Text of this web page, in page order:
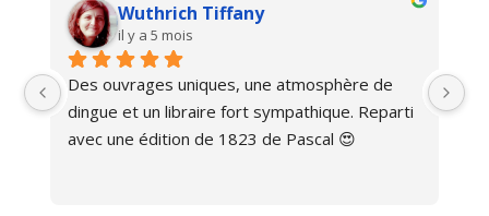
Wuthrich Tiffany
il y a 5 mois
Des ouvrages uniques, une atmosphère de
dingue et un libraire fort sympathique. Reparti
avec une édition de 1823 de Pascal 😍